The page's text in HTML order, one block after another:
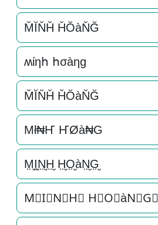
M̆ĬN̆H̆ H̆ŎàN̆Ğ
ʍίηհ հσàηɡ
M̆ĬN̆H̆ H̆ŎàN̆Ğ
Mł₦Ҥ ҤØà₦G
M̤̮I̤̮N̤̮H̤̮ H̤̮O̤̮àN̤̮G̤̮
M⃘I⃘N⃘H⃘ H⃘O⃘àN⃘G⃘